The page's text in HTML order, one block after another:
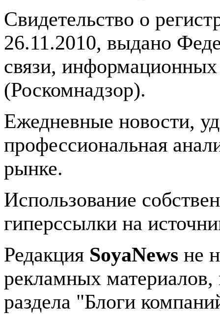
Свидетельство о
26.11.2010, выдано
связи,
(Роскомнадзор).
Ежедневные новости,
профессиональная
рынке.
Использование
гиперссылки на
Редакция SoyaNews не
рекламных
раздела "Блоги